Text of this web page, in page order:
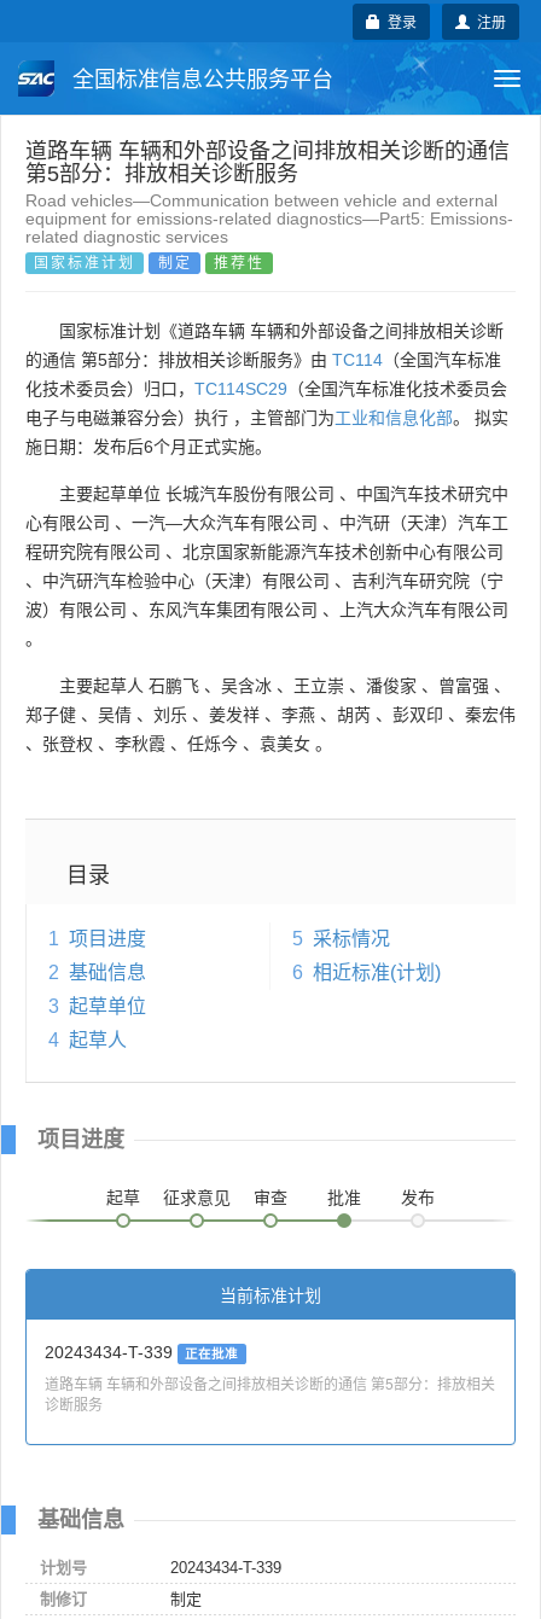
注册
登录
全国标准信息公共服务平台
国家标准 行业标准 地方标准
团体标准 企业标准 国际标准
国外标准 技术委员会
道路车辆 车辆和外部设备之间排放相关诊断的通信
第5部分：排放相关诊断服务
Road vehicles—Communication between vehicle and external
equipment for emissions-related diagnostics—Part5: Emissions-
related diagnostic services
国家标准计划 制定 推荐性
国家标准计划《道路车辆 车辆和外部设备之间排放相关诊断
的通信 第5部分：排放相关诊断服务》由 TC114 （全国汽车标准
化技术委员会）归口， TC114SC29 （全国汽车标准化技术委员会
电子与电磁兼容分会）执行 ，主管部门为工业和信息化部。 拟实
施日期：发布后6个月正式实施。
主要起草单位 长城汽车股份有限公司 、 中国汽车技术研究中
心有限公司 、 一汽—大众汽车有限公司 、 中汽研（天津）汽车工
程研究院有限公司 、 北京国家新能源汽车技术创新中心有限公司
、 中汽研汽车检验中心（天津）有限公司 、 吉利汽车研究院（宁
波）有限公司 、 东风汽车集团有限公司 、
上汽大众汽车有限公司
。
主要起草人 石鹏飞 、 吴含冰 、 王立崇 、 潘俊家 、 曾富强 、
郑子健 、 吴倩 、 刘乐 、 姜发祥 、 李燕 、 胡芮 、 彭双印 、 秦宏伟
、 张登权 、 李秋霞 、 任烁今 、 袁美女 。
目录
1 项目进度
2 基础信息
3 起草单位
4 起草人
5 采标情况
6 相近标准(计划)
项目进度
起草 征求意见 审查 批准 发布
当前标准计划
20243434-T-339 正在批准
道路车辆 车辆和外部设备之间排放相关诊断的通信 第5部分：排放相关
诊断服务
基础信息
计划号
20243434-T-339
制修订
制定